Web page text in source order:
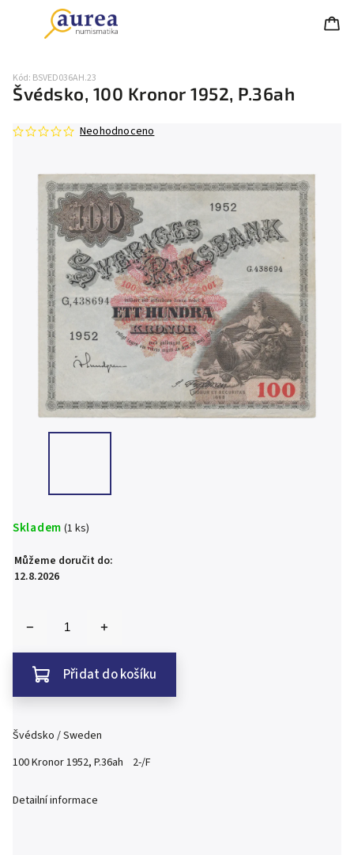
Švédsko, 100 Kronor 1952, P.36ah
Kód: BSVED036AH.23
Neohodnoceno
Skladem (1 ks)
Můžeme doručit do:
12.8.2026
Přidat do košíku
Švédsko / Sweden
100 Kronor 1952, P.36ah 2-/F
Detailní informace